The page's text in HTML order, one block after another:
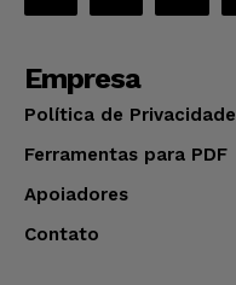
Empresa
Política de Privacidade
Ferramentas para PDF
Apoiadores
Contato